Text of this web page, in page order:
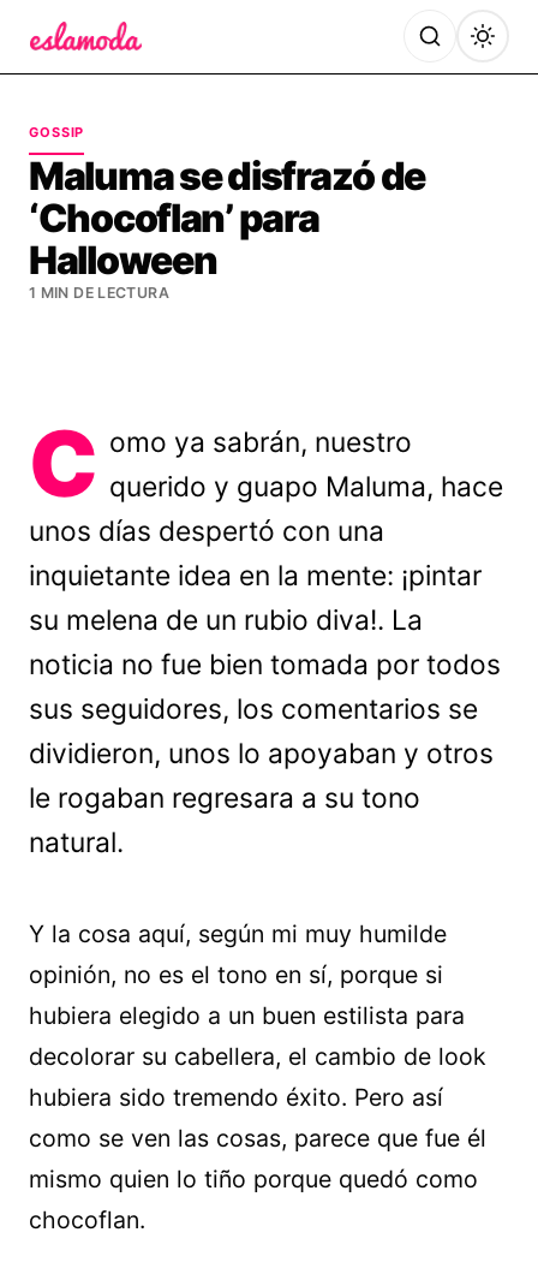
GOSSIP
Maluma se disfrazó de
‘Chocoflan’ para
Halloween
1 MIN DE LECTURA
C omo ya sabrán, nuestro
querido y guapo Maluma, hace
unos días despertó con una
inquietante idea en la mente: ¡pintar
su melena de un rubio diva!. La
noticia no fue bien tomada por todos
sus seguidores, los comentarios se
dividieron, unos lo apoyaban y otros
le rogaban regresara a su tono
natural.
Y la cosa aquí, según mi muy humilde
opinión, no es el tono en sí, porque si
hubiera elegido a un buen estilista para
decolorar su cabellera, el cambio de look
hubiera sido tremendo éxito. Pero así
como se ven las cosas, parece que fue él
mismo quien lo tiño porque quedó como
chocoflan.